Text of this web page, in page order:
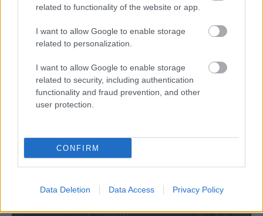
related to functionality of the website or app.
I want to allow Google to enable storage
related to personalization.
I want to allow Google to enable storage
related to security, including authentication
functionality and fraud prevention, and other
user protection.
CONFIRM
Data Deletion Data Access Privacy Policy
Aκολουθήστε μας